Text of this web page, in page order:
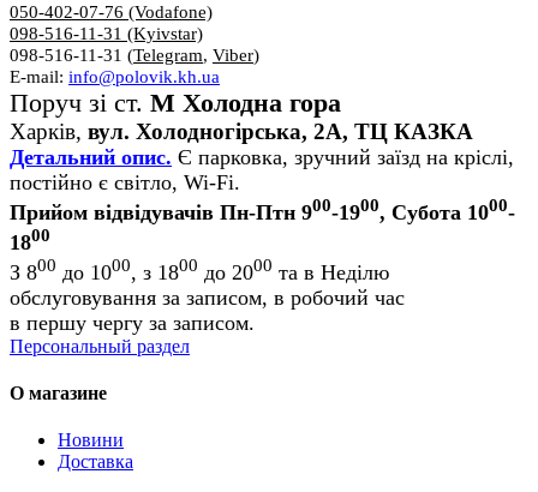
050-402-07-76 (Vodafone)
098-516-11-31 (Kyivstar)
098-516-11-31 (Telegram, Viber)
E-mail: info@polovik.kh.ua
Поруч зі ст. М Холодна гора
Харків, вул. Холодногірська, 2А, ТЦ КАЗКА
Детальний опис. Є парковка, зручний заїзд на кріслі,
постійно є світло, Wi-Fi.
Прийом відвідувачів Пн-Птн 900-1900, Субота 1000-
1800
З 800 до 1000, з 1800 до 2000 та в Неділю
обслуговування за записом, в робочий час
в першу чергу за записом.
Персональный раздел
О магазине
Новини
Доставка